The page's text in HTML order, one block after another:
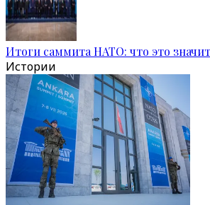
Итоги саммита НАТО: что это
Истории